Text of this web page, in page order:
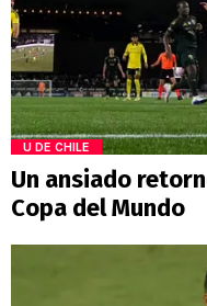
U DE CHILE
Un ansiado
Copa del Mundo